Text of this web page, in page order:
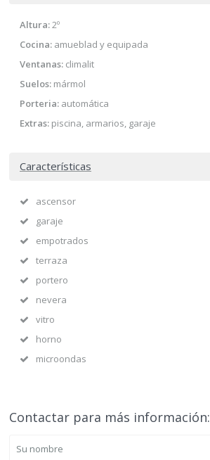
Altura:2º
Cocina: amueblad y equipada
Ventanas: climalit
Suelos: mármol
Porteria: automática
Extras: piscina, armarios, garaje
Características
ascensor
garaje
empotrados
terraza
portero
nevera
vitro
horno
microondas
Contactar para más información: